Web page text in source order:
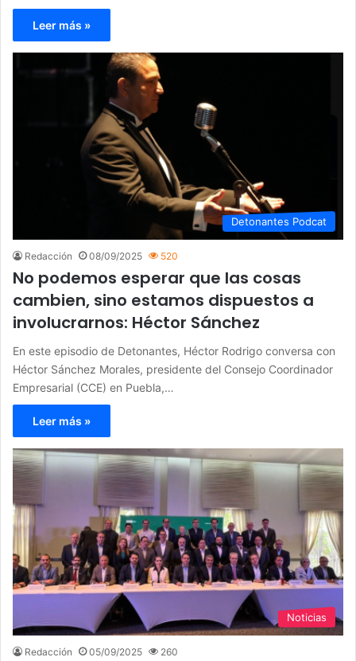
Leer más »
Detonantes Podcat
Redacción 08/09/2025 520
No podemos esperar que las cosas
cambien, sino estamos dispuestos a
involucrarnos: Héctor Sánchez
En este episodio de Detonantes, Héctor Rodrigo conversa con
Héctor Sánchez Morales, presidente del Consejo Coordinador
Empresarial (CCE) en Puebla,…
Leer más »
Noticias
Redacción 05/09/2025 260